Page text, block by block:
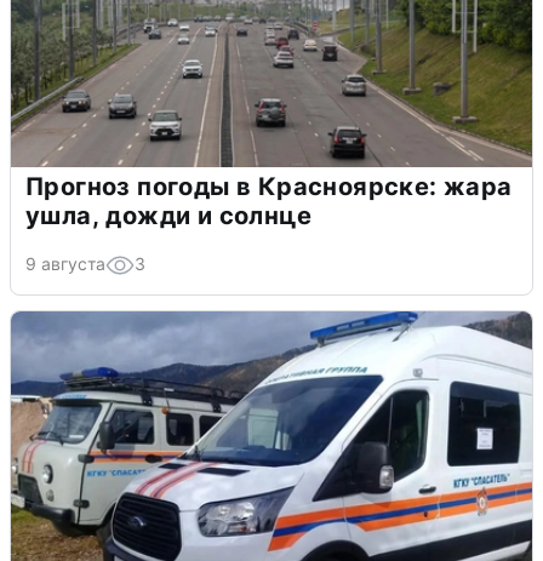
Прогноз погоды в Красноярске: жара
ушла, дожди и солнце
9 августа 3